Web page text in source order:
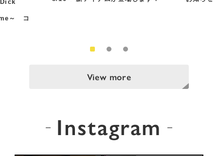
～ コ
View more
Instagram